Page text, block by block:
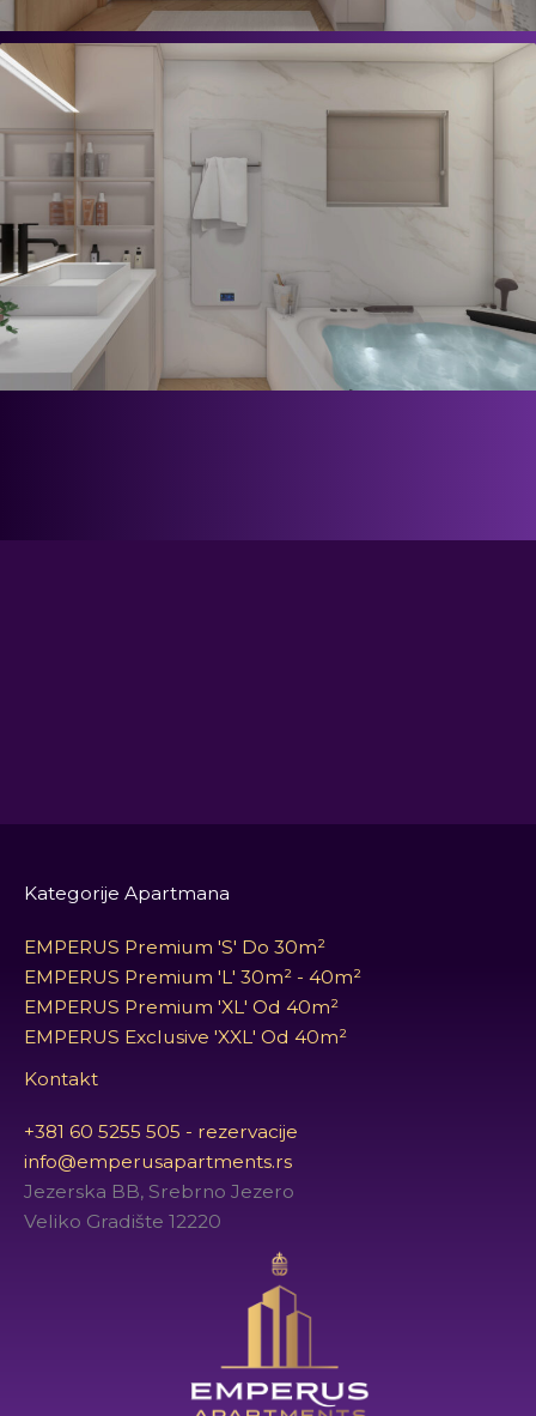
Kategorije Apartmana
EMPERUS Premium 'S' Do 30m²
EMPERUS Premium 'L' 30m² - 40m²
EMPERUS Premium 'XL' Od 40m²
EMPERUS Exclusive 'XXL' Od 40m²
Kontakt
+381 60 5255 505 - rezervacije
info@emperusapartments.rs
Jezerska BB, Srebrno Jezero
Veliko Gradište 12220